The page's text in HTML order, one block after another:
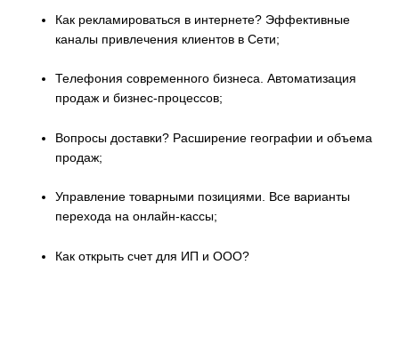
Как рекламироваться в интернете? Эффективные
каналы привлечения клиентов в Сети;
Телефония современного бизнеса. Автоматизация
продаж и бизнес-процессов;
Вопросы доставки? Расширение географии и объема
продаж;
Управление товарными позициями. Все варианты
перехода на онлайн-кассы;
Как открыть счет для ИП и ООО?